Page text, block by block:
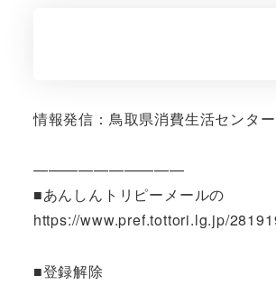
情報発信：鳥取県消費生活センター
——————————
■あんしんトリピーメールの
https://www.pref.tottori.lg.jp/
■登録解除